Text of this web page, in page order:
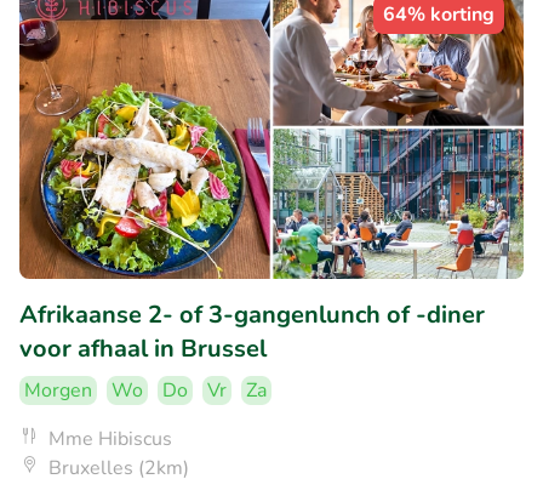
64% korting
Afrikaanse 2- of 3-gangenlunch of -diner
voor afhaal in Brussel
Morgen Wo Do Vr
Za
Mme Hibiscus
Bruxelles (2km)